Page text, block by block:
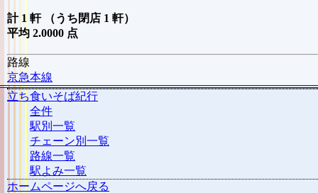
計 1 軒 （うち閉店 1 軒）
平均 2.0000 点
路線
京急本線
立ち食いそば紀行
全件
駅別一覧
チェーン別一覧
路線一覧
駅よみ一覧
ホームページへ戻る